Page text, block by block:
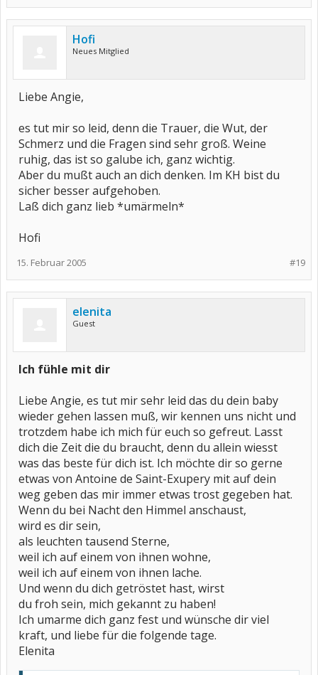
Hofi
Neues Mitglied
Liebe Angie,
es tut mir so leid, denn die Trauer, die Wut, der
Schmerz und die Fragen sind sehr groß. Weine
ruhig, das ist so galube ich, ganz wichtig.
Aber du mußt auch an dich denken. Im KH bist du
sicher besser aufgehoben.
Laß dich ganz lieb *umärmeln*
Hofi
#19
15. Februar 2005
elenita
Guest
Ich fühle mit dir
Liebe Angie, es tut mir sehr leid das du dein baby
wieder gehen lassen muß, wir kennen uns nicht und
trotzdem habe ich mich für euch so gefreut. Lasst
dich die Zeit die du braucht, denn du allein wiesst
was das beste für dich ist. Ich möchte dir so gerne
etwas von Antoine de Saint-Exupery mit auf dein
weg geben das mir immer etwas trost gegeben hat.
Wenn du bei Nacht den Himmel anschaust,
wird es dir sein,
als leuchten tausend Sterne,
weil ich auf einem von ihnen wohne,
weil ich auf einem von ihnen lache.
Und wenn du dich getröstet hast, wirst
du froh sein, mich gekannt zu haben!
Ich umarme dich ganz fest und wünsche dir viel
kraft, und liebe für die folgende tage.
Elenita